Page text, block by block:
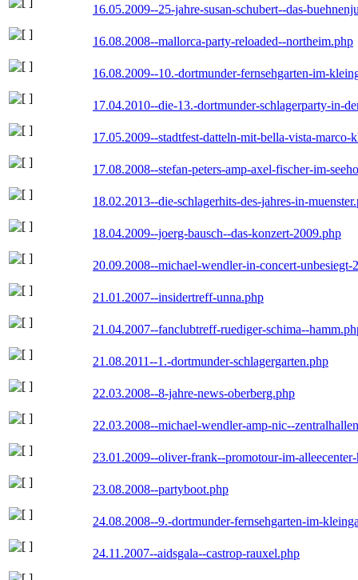
16.05.2009--25-jahre-susan-schubert--das-
16.08.2008--mallorca-party-reloaded--northeim.php
16.08.2009--10.-dortmunder-fernsehgarten-im-
17.04.2010--die-13.-dortmunder-schlagerparty-in-
17.05.2009--stadtfest-datteln-mit-bella-vista-marco-
17.08.2008--stefan-peters-amp-axel-fischer-im-
18.02.2013--die-schlagerhits-des-jahres-in-
18.04.2009--joerg-bausch--das-konzert-2009.php
20.09.2008--michael-wendler-in-concert-unbesiegt-
21.01.2007--insidertreff-unna.php
21.04.2007--fanclubtreff-ruediger-schima--
21.08.2011--1.-dortmunder-schlagergarten.php
22.03.2008--8-jahre-news-oberberg.php
22.03.2008--michael-wendler-amp-nic--
23.01.2009--oliver-frank--promotour-im-
23.08.2008--partyboot.php
24.08.2008--9.-dortmunder-fernsehgarten-im-
24.11.2007--aidsgala--castrop-rauxel.php